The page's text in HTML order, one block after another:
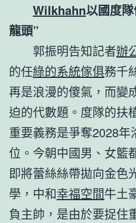
Wilkhahn以國度
龍頭”
郭振明告知記者辦
的任綠的系統傢俱務千
再是浪漫的傻氣，而變
迫的代數題。度隊的扶
重要義務是爭奪2028
位。今朝中國男、女籃
即將蕾絲絲帶拋向金色
學，中和幸福空間牛土
負主帥，是由於要捉住